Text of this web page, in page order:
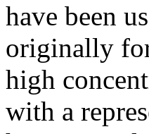
have been
originally
high
with a